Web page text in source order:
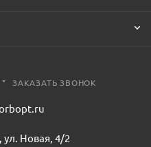
ЗАКАЗАТЬ ЗВОНОК
ул. Новая, 4/2